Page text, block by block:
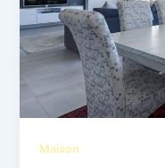
Maison